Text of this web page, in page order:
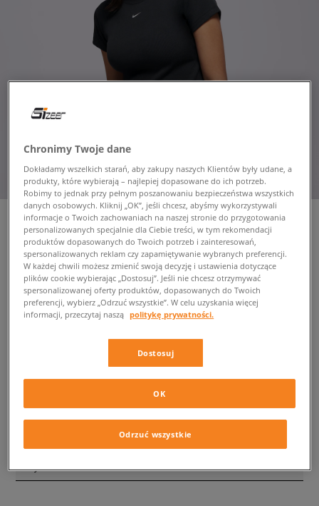
NIKE T-SHIRT RIB TGHT SS
TEE W NSW
damskie, koszulki
SIZEERCLUB
Chronimy Twoje dane
Dokładamy wszelkich starań, aby zakupy naszych Klientów były udane, a
produkty, które wybierają – najlepiej dopasowane do ich potrzeb.
Robimy to jednak przy pełnym poszanowaniu bezpieczeństwa wszystkich
danych osobowych. Kliknij „OK”, jeśli chcesz, abyśmy wykorzystywali
informacje o Twoich zachowaniach na naszej stronie do przygotowania
personalizowanych specjalnie dla Ciebie treści, w tym rekomendacji
produktów dopasowanych do Twoich potrzeb i zainteresowań,
spersonalizowanych reklam czy zapamiętywanie wybranych preferencji.
W każdej chwili możesz zmienić swoją decyzję i ustawienia dotyczące
plików cookie wybierając „Dostosuj”. Jeśli nie chcesz otrzymywać
spersonalizowanej oferty produktów, dopasowanych do Twoich
preferencji, wybierz „Odrzuć wszystkie”. W celu uzyskania więcej
informacji, przeczytaj naszą politykę prywatności.
Dostosuj
Odrzuć wszystkie
OK